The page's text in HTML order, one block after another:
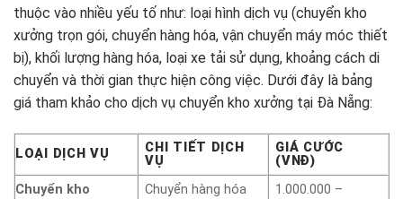
thuộc vào nhiều yếu tố như: loại hình dịch vụ (chuyển kho
xưởng trọn gói, chuyển hàng hóa, vận chuyển máy móc thiết
bị), khối lượng hàng hóa, loại xe tải sử dụng, khoảng cách di
chuyển và thời gian thực hiện công việc. Dưới đây là bảng
giá tham khảo cho dịch vụ chuyển kho xưởng tại Đà Nẵng:
LOẠI DỊCH VỤ
CHI TIẾT DỊCH
VỤ
GIÁ CƯỚC
(VNĐ)
Chuyển kho
Chuyển hàng hóa
1.000.000 –